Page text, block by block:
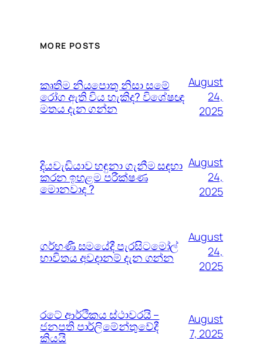
MORE POSTS
කෘතිම නියපොතු නිසා සමේ
රෝග ඇති විය හැකිද? විශේෂඥ
මතය දැන ගන්න
August
24,
2025
දියවැඩියාව හඳුනා ගැනීම සඳහා
කරන ඉහළම පරීක්ෂණ
මොනවාද ?
August
24,
2025
ගර්භණී සමයේදී පැරසිටමෝල්
භාවිතය අවදානම් දැන ගන්න
August
24,
2025
රටේ ආර්ථිකය ස්ථාවරයි –
ජනපති පාර්ලිමේන්තුවේදී
කියයි
August
7, 2025